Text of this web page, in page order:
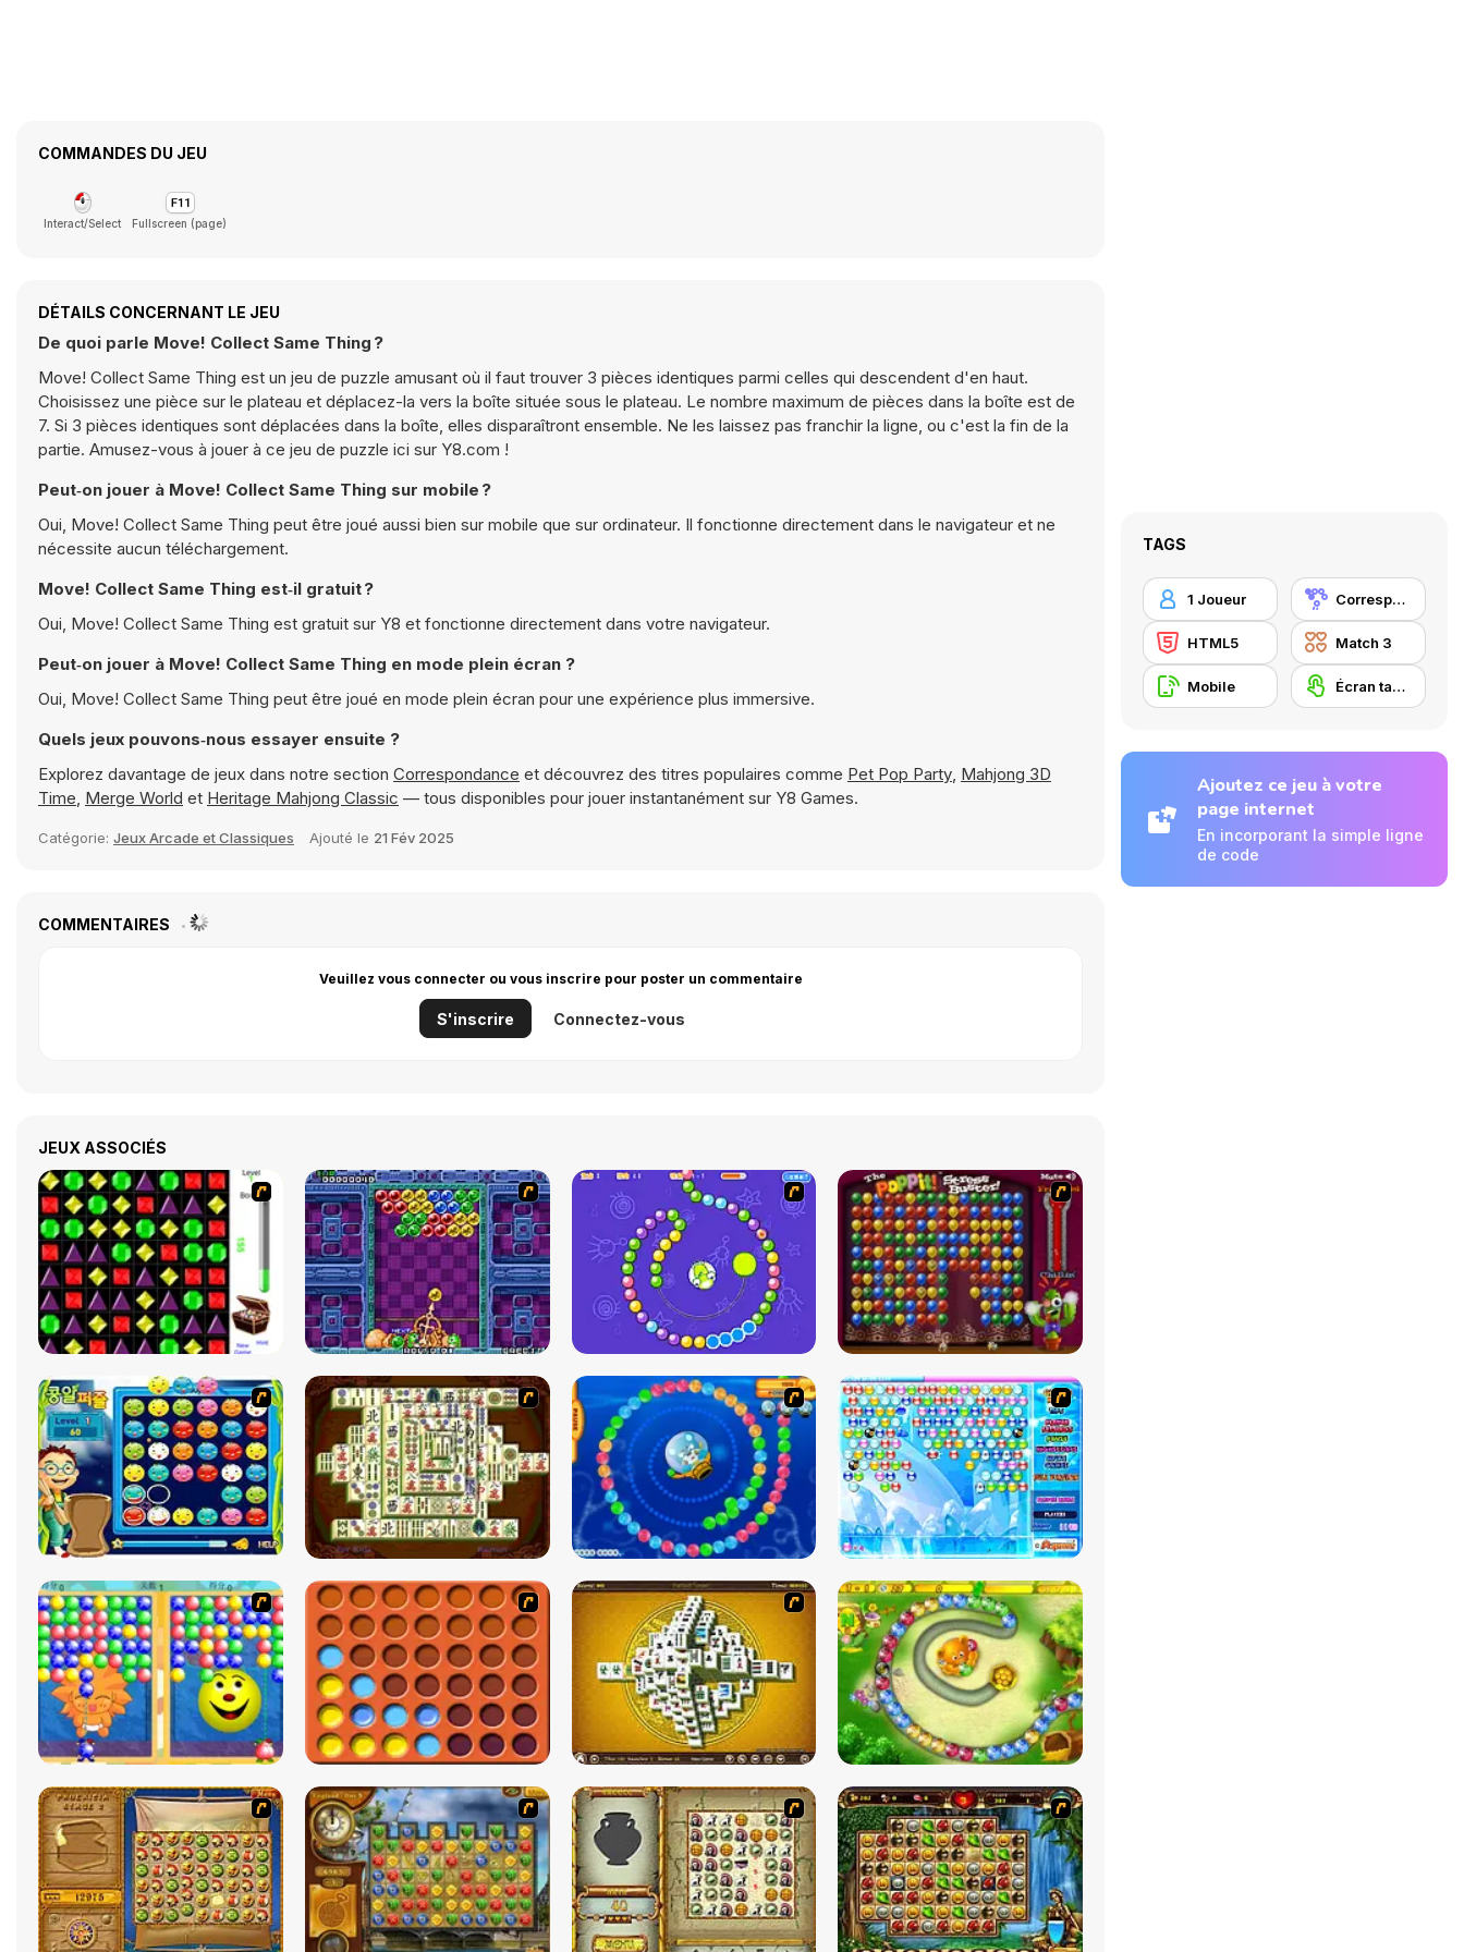
COMMANDES DU JEU
Interact/Select Fullscreen (page)
DÉTAILS CONCERNANT LE JEU
De quoi parle Move! Collect Same Thing ?
Move! Collect Same Thing est un jeu de puzzle amusant où il faut trouver 3 pièces identiques parmi celles qui descendent d'en haut.
Choisissez une pièce sur le plateau et déplacez-la vers la boîte située sous le plateau. Le nombre maximum de pièces dans la boîte est de
7. Si 3 pièces identiques sont déplacées dans la boîte, elles disparaîtront ensemble. Ne les laissez pas franchir la ligne, ou c'est la fin de la
partie. Amusez-vous à jouer à ce jeu de puzzle ici sur Y8.com !
Peut‑on jouer à Move! Collect Same Thing sur mobile ?
Oui, Move! Collect Same Thing peut être joué aussi bien sur mobile que sur ordinateur. Il fonctionne directement dans le navigateur et ne
nécessite aucun téléchargement.
Move! Collect Same Thing est‑il gratuit ?
Oui, Move! Collect Same Thing est gratuit sur Y8 et fonctionne directement dans votre navigateur.
Peut‑on jouer à Move! Collect Same Thing en mode plein écran ?
Oui, Move! Collect Same Thing peut être joué en mode plein écran pour une expérience plus immersive.
Quels jeux pouvons‑nous essayer ensuite ?
Explorez davantage de jeux dans notre section Correspondance et découvrez des titres populaires comme Pet Pop Party, Mahjong 3D
Time, Merge World et Heritage Mahjong Classic — tous disponibles pour jouer instantanément sur Y8 Games.
Catégorie: Jeux Arcade et Classiques Ajouté le 21 Fév 2025
COMMENTAIRES
Veuillez vous connecter ou vous inscrire pour poster un commentaire
S'inscrire Connectez-vous
JEUX ASSOCIÉS
TAGS
1 Joueur Correspondance
HTML5 Match 3
Mobile Écran tactile
Ajoutez ce jeu à votre
page internet
En incorporant la simple ligne
de code